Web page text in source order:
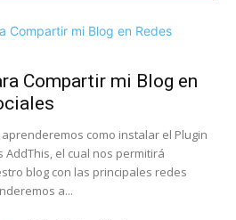
Compartir mi Blog en
como instalar el Plugin
AddThis, el cual nos permitirá
blog con las principales redes
a...